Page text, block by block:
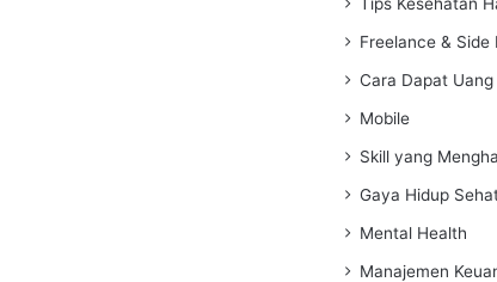
Freelance & Side
Cara Dapat Uang
Mobile
Skill yang
Gaya Hidup
Mental Health
Manajemen